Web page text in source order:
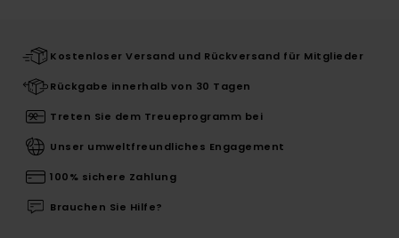
Kostenloser Versand und Rückversand für Mitglieder
Rückgabe innerhalb von 30 Tagen
Treten Sie dem Treueprogramm bei
Unser umweltfreundliches Engagement
100% sichere Zahlung
Brauchen Sie Hilfe?